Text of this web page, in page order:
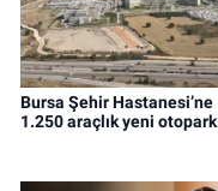
Bursa Şehir Hastanesi’ne
1.250 araçlık yeni otopark